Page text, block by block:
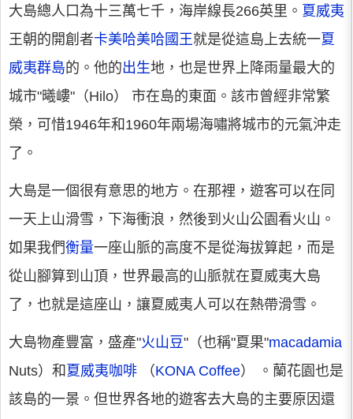
大島總人口為十三萬七千，海岸線長266英里。 夏威夷
王朝的開創者卡美哈美哈國王就是從這島上去統一夏
威夷群島的。他的出生地，也是世界上降雨量最大的
城市"曦嶁"（Hilo） 市在島的東面。該市曾經非常繁
榮，可惜1946年和1960年兩場海嘯將城市的元氣沖走
了。
大島是一個很有意思的地方。在那裡，遊客可以在同
一天上山滑雪，下海衝浪，然後到火山公園看火山。
如果我們衡量一座山脈的高度不是從海拔算起，而是
從山腳算到山頂，世界最高的山脈就在夏威夷大島
了，也就是這座山，讓夏威夷人可以在熱帶滑雪。
大島物產豐富，盛產"火山豆"（也稱"夏果"macadamia
Nuts）和 夏威夷咖啡 （KONA Coffee） 。蘭花園也是
該島的一景。但世界各地的遊客去大島的主要原因還